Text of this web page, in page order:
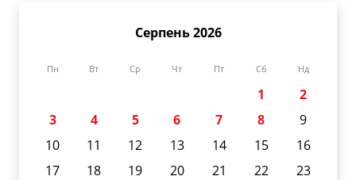
Серпень 2026
Пн Вт Ср Чт Пт Сб Нд
1
2
3
4 5 6 7 8
9
10
11 12 13 14 15
16
17
18 19 20 21 22
23